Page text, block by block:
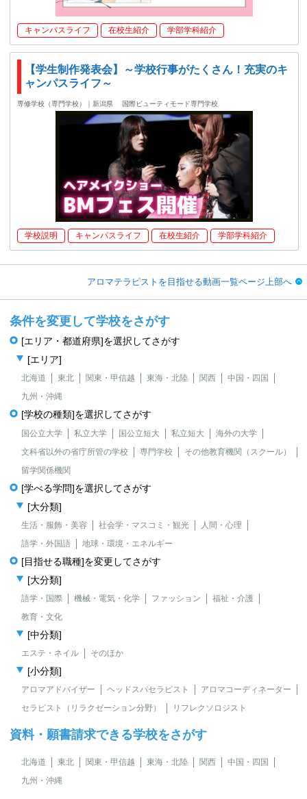
キャンパスライフ 在校生紹介 学部学科紹介
【学生制作発表会】～学校行事がたくさん！充実のキ
ャンパスライフ～
専修学校（専門学校）｜新潟県 国際ビューティモード専門学校
学校説明 キャンパスライフ 在校生紹介 学部学科紹介
アロマテラピストを目指せる動画一覧ページ上部へ
条件を変更して学校をさがす
[エリア・都道府県]を選択してさがす
[エリア]
北海道 東北 関東・甲信越 東海・北陸 関西
中国・四国
九州・沖縄
[学校の種類]を選択してさがす
国公立大学 私立大学 国公立短大 私立短大
海外の大学
文科省以外の省庁所管の学校
専門学校
その他教育機関（スクール）
留学関係機関
[学べる学問]を選択してさがす
[大分類]
生活・服飾・美容 社会学・マスコミ・観光
人間・心理
語学・外国語
地球・環境・エネルギー
[目指せる職種]を変更してさがす
[大分類]
語学・国際 機械・電気・化学 ファッション
福祉・介護
教育・文化
[中分類]
エステ・ネイル そのほか
[小分類]
アロマアドバイザー ヘッドスパセラピスト
アロマコーディネーター
セラピスト（リラクゼーション分野）
リフレクソロジスト
資料・願書請求できる学校をさがす
北海道 東北 関東・甲信越 東海・北陸 関西
中国・四国
九州・沖縄